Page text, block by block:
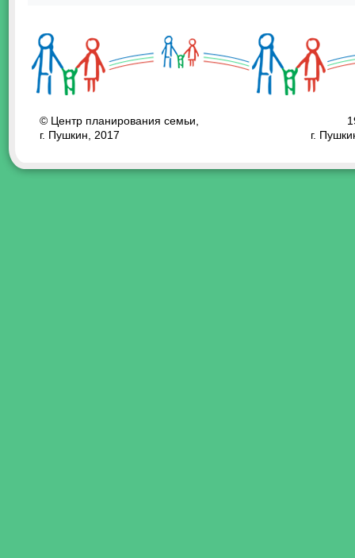
© Центр планирования семьи,
г. Пушкин, 2017
г.